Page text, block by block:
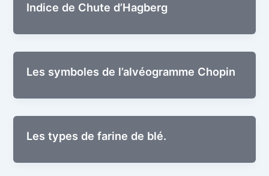
Indice de Chute d’Hagberg
Les sym­boles de l’alvéogramme Chopin
Les types de farine de blé.